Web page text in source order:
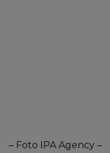
– Foto IPA Agency –